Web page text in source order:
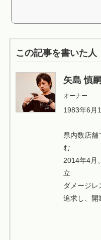
この記事を書いた人
矢島 慎嗣
オーナー
1983年6月
県内数店舗
む
2014年4月
立
ダメージ
追求し、開